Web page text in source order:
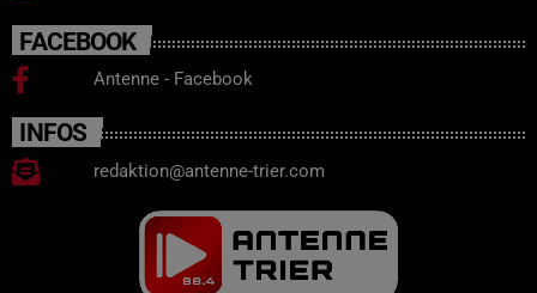
FACEBOOK
Antenne - Facebook
INFOS
redaktion@antenne-trier.com